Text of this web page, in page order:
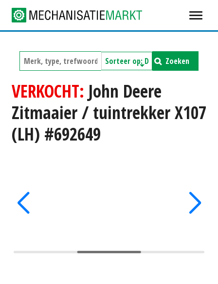
Zoeken
VERKOCHT: John Deere
Zitmaaier / tuintrekker X107
(LH) #692649